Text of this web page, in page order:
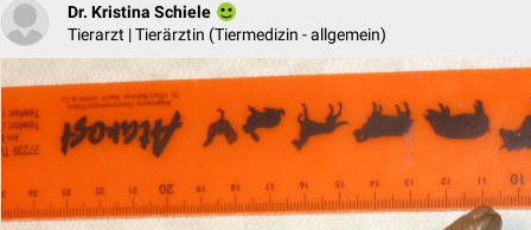
Dr. Kristina Schiele
Tierarzt | Tierärztin (Tiermedizin - allgemein)